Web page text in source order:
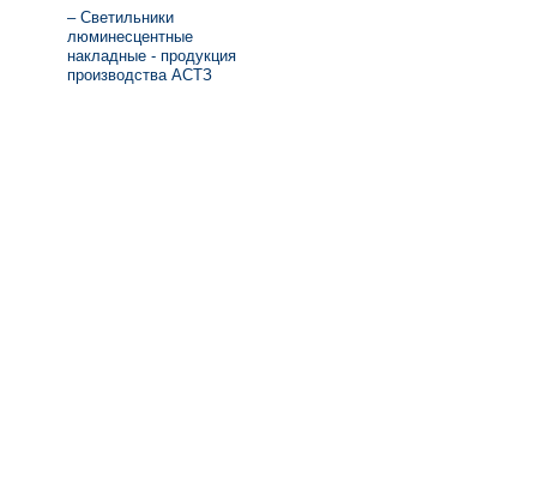
– Светильники
люминесцентные
накладные - продукция
производства АСТЗ